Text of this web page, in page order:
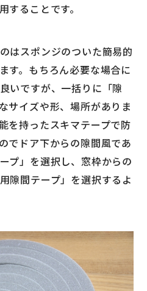
することです。
はスポンジのついた簡易的
す。もちろん必要な場合に
いですが、一括りに「隙
サイズや形、場所がありま
を持ったスキマテープで防
でドア下からの隙間風であ
プ」を選択し、窓枠からの
隙間テープ」を選択するよ